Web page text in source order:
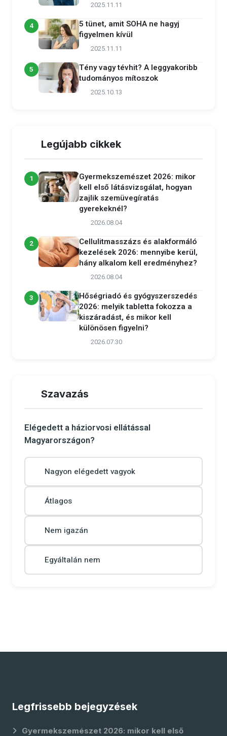
2025.11.11
4
5 tünet, amit SOHA ne hagyj
figyelmen kívül
2025.11.11
5
Tény vagy tévhit? A leggyakoribb
tudományos mítoszok
2025.10.13
Legújabb cikkek
1
Gyermekszemészet 2026: mikor
kell első látásvizsgálat, hogyan
zajlik szemüvegíratás
gyerekeknél?
2026.08.04
2
Cellulitmasszázs és alakformáló
kezelések 2026: mennyibe kerül,
hány alkalom kell eredményhez?
2026.08.04
3
Hőségriadó és gyógyszerszedés
2026: melyik tabletta fokozza a
kiszáradást, és mikor kell
különösen figyelni?
2026.07.30
Szavazás
Elégedett a háziorvosi ellátással
Magyarországon?
Nagyon elégedett vagyok
Átlagos
Nem igazán
Egyáltalán nem
Legfrissebb bejegyzések
Gyermekszemészet 2026: mikor kell első